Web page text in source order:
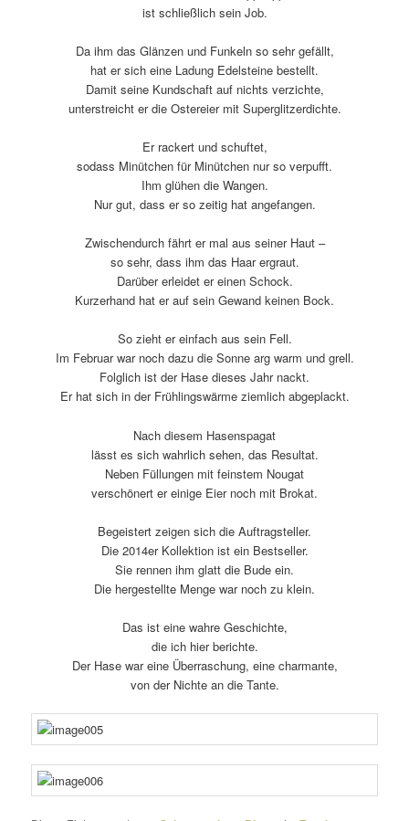
ist schließ­lich sein Job.
Da ihm das Glänzen und Funkeln so sehr gefällt,
hat er sich eine Ladung Edelsteine bestellt.
Damit seine Kundschaft auf nichts verzichte,
unter­streicht er die Ostereier mit Superglitzerdichte.
Er rackert und schuftet,
sodass Minütchen für Minütchen nur so verpufft.
Ihm glühen die Wangen.
Nur gut, dass er so zeitig hat angefangen.
Zwischendurch fährt er mal aus seiner Haut –
so sehr, dass ihm das Haar ergraut.
Darüber erleidet er einen Schock.
Kurzerhand hat er auf sein Gewand keinen Bock.
So zieht er einfach aus sein Fell.
Im Februar war noch dazu die Sonne arg warm und grell.
Folglich ist der Hase dieses Jahr nackt.
Er hat sich in der Frühlingswärme ziem­lich abgeplackt.
Nach diesem Hasenspagat
lässt es sich wahr­lich sehen, das Resultat.
Neben Füllungen mit feinstem Nougat
verschö­nert er einige Eier noch mit Brokat.
Begeistert zeigen sich die Auftragsteller.
Die 2014er Kollektion ist ein Bestseller.
Sie rennen ihm glatt die Bude ein.
Die herge­stellte Menge war noch zu klein.
Das ist eine wahre Geschichte,
die ich hier berichte.
Der Hase war eine Überraschung, eine charmante,
von der Nichte an die Tante.